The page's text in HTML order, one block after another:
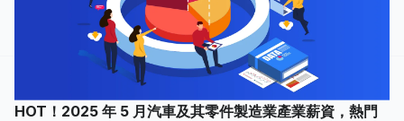
HOT！2025 年 5 月汽車及其零件製造業產業薪資，熱門